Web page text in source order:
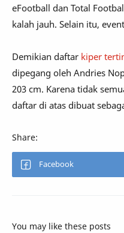
eFootball dan Total
kalah jauh. Selain itu,
Demikian daftar kiper
dipegang oleh Andries
203 cm. Karena tidak
daftar di atas dibuat
You may like these posts